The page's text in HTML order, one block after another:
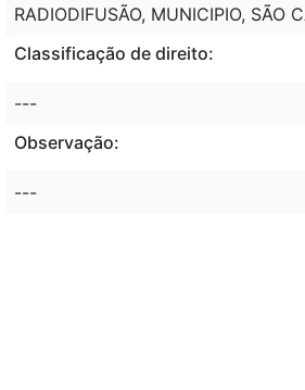
RADIODIFUSÃO, MUNICIPIO, SÃO
Classificação de direito:
---
Observação:
---